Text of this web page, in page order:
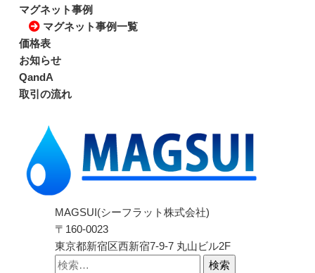
MAGSUI(シーフラット株式会社)
〒160-0023
東京都新宿区西新宿7-9-7 丸山ビル2F
検索:
マグネット事例
マグネット事例一覧
価格表
お知らせ
QandA
取引の流れ